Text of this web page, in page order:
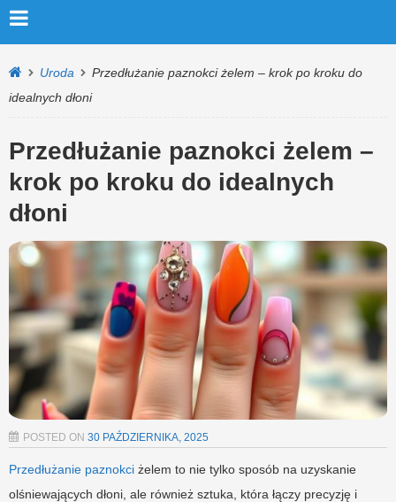
Uroda
Przedłużanie paznokci żelem – krok po kroku do
idealnych dłoni
Przedłużanie paznokci żelem –
krok po kroku do idealnych
dłoni
POSTED ON 30 PAŹDZIERNIKA, 2025
Przedłużanie paznokci żelem to nie tylko sposób na uzyskanie
olśniewających dłoni, ale również sztuka, która łączy precyzję i